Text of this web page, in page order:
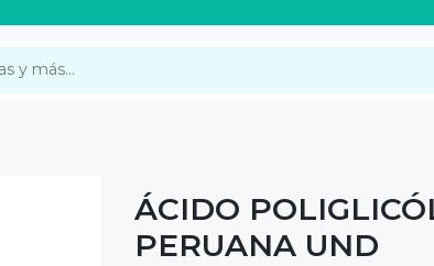
ÁCIDO
PERUANA UND